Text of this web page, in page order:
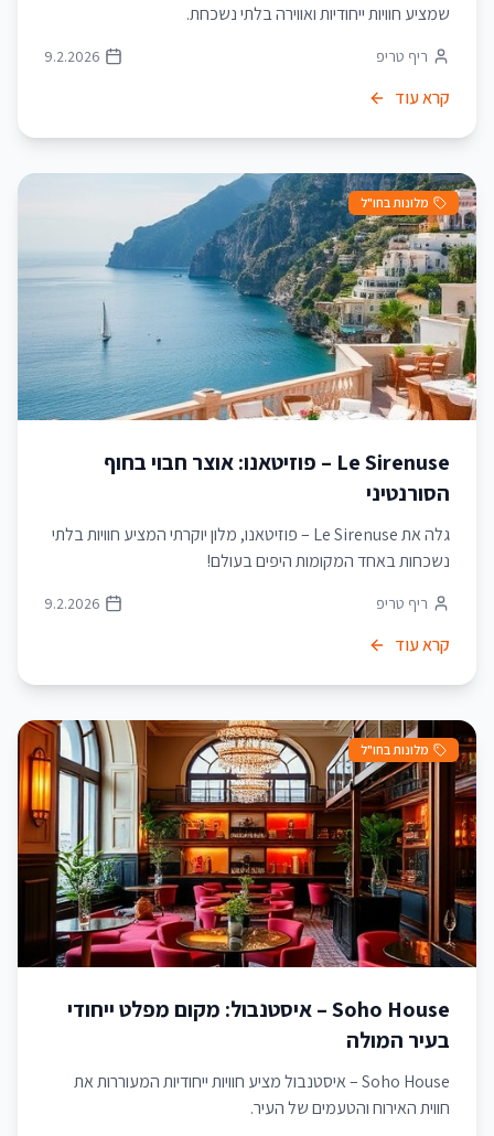
שמציע חוויות ייחודיות ואווירה בלתי נשכחת.
ריף טריפ 9.2.2026
קרא עוד
מלונות בחו"ל
Le Sirenuse – פוזיטאנו: אוצר חבוי בחוף
הסורנטיני
גלה את Le Sirenuse – פוזיטאנו, מלון יוקרתי המציע חוויות בלתי
נשכחות באחד המקומות היפים בעולם!
ריף טריפ 9.2.2026
קרא עוד
מלונות בחו"ל
Soho House – איסטנבול: מקום מפלט ייחודי
בעיר המולה
Soho House – איסטנבול מציע חוויות ייחודיות המעוררות את
חווית האירוח והטעמים של העיר.